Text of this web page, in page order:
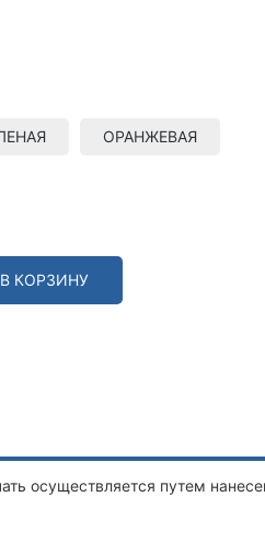
ОРАНЖЕВАЯ
В КОРЗИНУ
осуществляется путем